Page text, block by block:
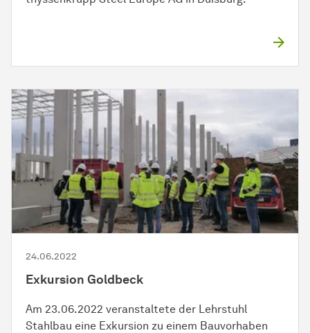
24.06.2022
Exkursion Goldbeck
Am 23.06.2022 veranstaltete der Lehrstuhl
Stahlbau eine Exkursion zu einem Bauvorhaben